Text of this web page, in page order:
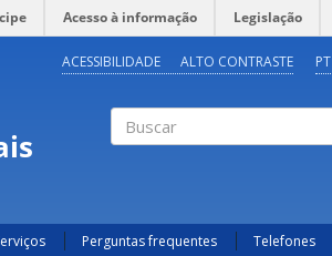
Acesso à informação Legislação
PT
ACESSIBILIDADE ALTO CONTRASTE
Perguntas frequentes Telefones